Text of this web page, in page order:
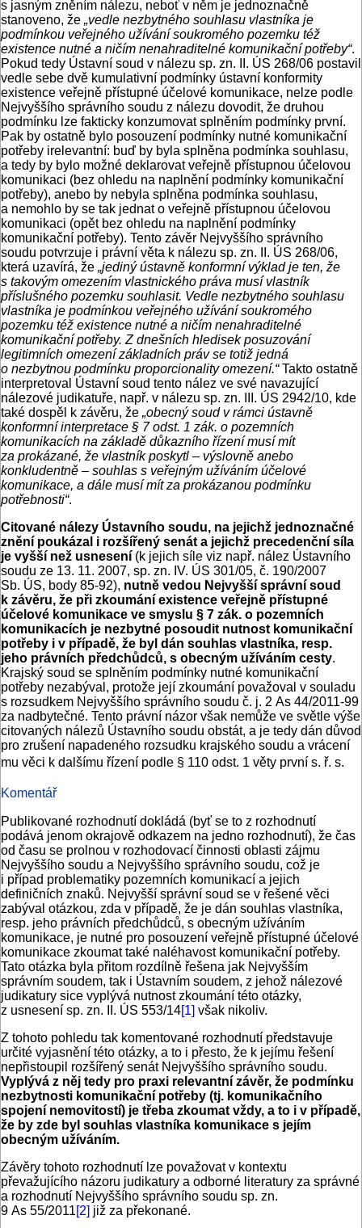
s jasným zněním nálezu, neboť v něm je jednoznačně
stanoveno, že „vedle nezbytného souhlasu vlastníka je
podmínkou veřejného užívání soukromého pozemku též
existence nutné a ničím nenahraditelné komunikační potřeby“.
Pokud tedy Ústavní soud v nálezu sp. zn. II. ÚS 268/06 postavil
vedle sebe dvě kumulativní podmínky ústavní konformity
existence veřejně přístupné účelové komunikace, nelze podle
Nejvyššího správního soudu z nálezu dovodit, že druhou
podmínku lze fakticky konzumovat splněním podmínky první.
Pak by ostatně bylo posouzení podmínky nutné komunikační
potřeby irelevantní: buď by byla splněna podmínka souhlasu,
a tedy by bylo možné deklarovat veřejně přístupnou účelovou
komunikaci (bez ohledu na naplnění podmínky komunikační
potřeby), anebo by nebyla splněna podmínka souhlasu,
a nemohlo by se tak jednat o veřejně přístupnou účelovou
komunikaci (opět bez ohledu na naplnění podmínky
komunikační potřeby). Tento závěr Nejvyššího správního
soudu potvrzuje i právní věta k nálezu sp. zn. II. ÚS 268/06,
která uzavírá, že „jediný ústavně konformní výklad je ten, že
s takovým omezením vlastnického práva musí vlastník
příslušného pozemku souhlasit. Vedle nezbytného souhlasu
vlastníka je podmínkou veřejného užívání soukromého
pozemku též existence nutné a ničím nenahraditelné
komunikační potřeby. Z dnešních hledisek posuzování
legitimních omezení základních práv se totiž jedná
o nezbytnou podmínku proporcionality omezení.“Takto ostatně
interpretoval Ústavní soud tento nález ve své navazující
nálezové judikatuře, např. v nálezu sp. zn. III. ÚS 2942/10, kde
také dospěl k závěru, že „obecný soud v rámci ústavně
konformní interpretace § 7 odst. 1 zák. o pozemních
komunikacích na základě důkazního řízení musí mít
za prokázané, že vlastník poskytl – výslovně anebo
konkludentně – souhlas s veřejným užíváním účelové
komunikace, a dále musí mít za prokázanou podmínku
potřebnosti“.
Citované nálezy Ústavního soudu, na jejichž jednoznačné
znění poukázal i rozšířený senát a jejichž precedenční síla
je vyšší než usnesení (k jejich síle viz např. nález Ústavního
soudu ze 13. 11. 2007, sp. zn. IV. ÚS 301/05, č. 190/2007
Sb. ÚS, body 85-92), nutně vedou Nejvyšší správní soud
k závěru, že při zkoumání existence veřejně přístupné
účelové komunikace ve smyslu § 7 zák. o pozemních
komunikacích je nezbytné posoudit nutnost komunikační
potřeby i v případě, že byl dán souhlas vlastníka, resp.
jeho právních předchůdců, s obecným užíváním cesty.
Krajský soud se splněním podmínky nutné komunikační
potřeby nezabýval, protože její zkoumání považoval v souladu
s rozsudkem Nejvyššího správního soudu č. j. 2 As 44/2011-99
za nadbytečné. Tento právní názor však nemůže ve světle výše
citovaných nálezů Ústavního soudu obstát, a je tedy dán důvod
pro zrušení napadeného rozsudku krajského soudu a vrácení
mu věci k dalšímu řízení podle § 110 odst. 1 věty první s. ř. s.
Komentář
Publikované rozhodnutí dokládá (byť se to z rozhodnutí
podává jenom okrajově odkazem na jedno rozhodnutí), že čas
od času se prolnou v rozhodovací činnosti oblasti zájmu
Nejvyššího soudu a Nejvyššího správního soudu, což je
i případ problematiky pozemních komunikací a jejich
definičních znaků. Nejvyšší správní soud se v řešené věci
zabýval otázkou, zda v případě, že je dán souhlas vlastníka,
resp. jeho právních předchůdců, s obecným užíváním
komunikace, je nutné pro posouzení veřejně přístupné účelové
komunikace zkoumat také naléhavost komunikační potřeby.
Tato otázka byla přitom rozdílně řešena jak Nejvyšším
správním soudem, tak i Ústavním soudem, z jehož nálezové
judikatury sice vyplývá nutnost zkoumání této otázky,
z usnesení sp. zn. II. ÚS 553/14[1] však nikoliv.
Z tohoto pohledu tak komentované rozhodnutí představuje
určité vyjasnění této otázky, a to i přesto, že k jejímu řešení
nepřistoupil rozšířený senát Nejvyššího správního soudu.
Vyplývá z něj tedy pro praxi relevantní závěr, že podmínku
nezbytnosti komunikační potřeby (tj. komunikačního
spojení nemovitostí) je třeba zkoumat vždy, a to i v případě,
že by zde byl souhlas vlastníka komunikace s jejím
obecným užíváním.
Závěry tohoto rozhodnutí lze považovat v kontextu
převažujícího názoru judikatury a odborné literatury za správné
a rozhodnutí Nejvyššího správního soudu sp. zn.
9 As 55/2011[2] již za překonané.